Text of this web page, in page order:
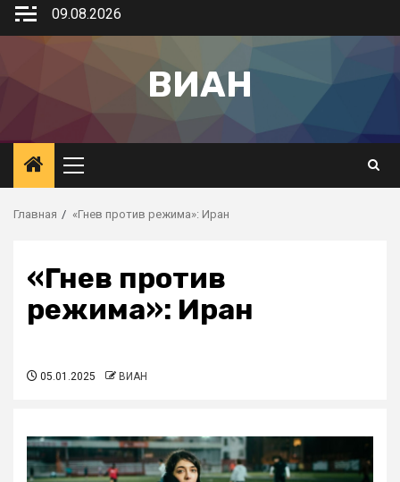
09.08.2026
ВИАН
Главная «Гнев против режима»: Иран
«Гнев против
режима»: Иран
05.01.2025 ВИАН